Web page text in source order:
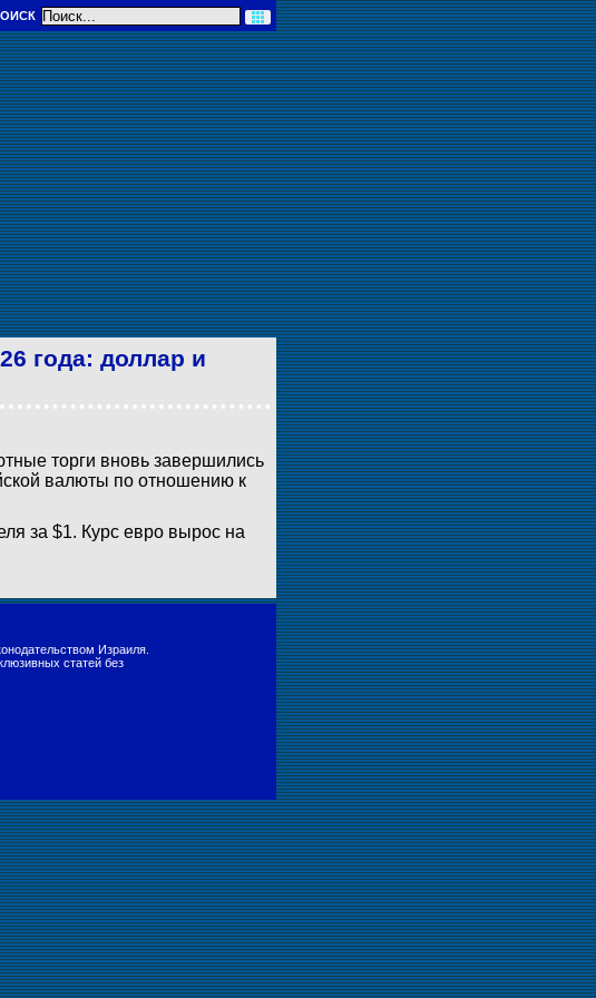
года: доллар и
торги вновь завершились
валюты по отношению к
за $1. Курс евро вырос на
Израиля.
статей без